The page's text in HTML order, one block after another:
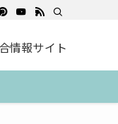
情報サイト